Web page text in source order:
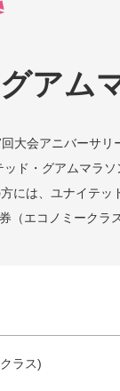
アム
大会アニバーサリ
ッド・グアムマラ
には、ユナイテッ
（エコノミーク
ラス)